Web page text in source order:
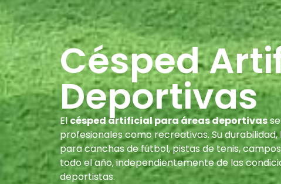
Césped
Deportivas
Elcésped artificial para áreas deportivas
profesionales como recreativas. Su
para canchas de fútbol, pistas de tenis,
todo el año, independientemente de las
deportistas.